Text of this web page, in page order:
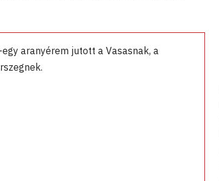
aranyérem jutott a Vasasnak, a